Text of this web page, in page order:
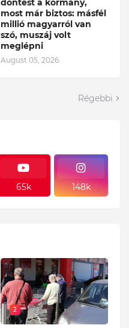
döntést a kormány,
most már biztos: másfél
millió magyarról van
szó, muszáj volt
meglépni
August 05, 2026
Régebbi
65k 148k
2